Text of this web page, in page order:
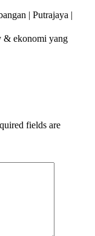
| Putrajaya |
& ekonomi yang
fields are